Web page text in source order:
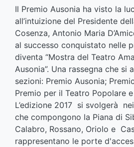
Il Premio Ausonia ha visto la
all’intuizione del Presidente
Cosenza, Antonio Maria
al successo conquistato nelle
diventa “Mostra del Teatro
Ausonia”. Una rassegna che si
sezioni: Premio Ausonia;
Premio per il Teatro Popolare
L’edizione 2017 si svolgerà
che compongono la Piana di
Calabro, Rossano, Oriolo e
rappresentano le porte